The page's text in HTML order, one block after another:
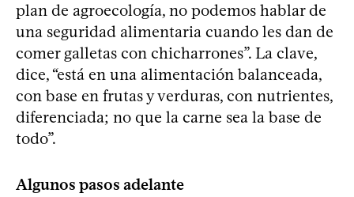
plan de agroecología, no podemos hablar de
una seguridad alimentaria cuando les dan de
comer galletas con chicharrones”. La clave,
dice, “está en una alimentación balanceada,
con base en frutas y verduras, con nutrientes,
diferenciada; no que la carne sea la base de
todo”.
Algunos pasos adelante